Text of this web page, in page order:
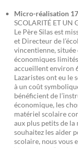
Micro-réalisation
SCOLARITÉ ET UN
Le Père Silas est
et Directeur de
vincentienne,
économiques
accueillent environ
Lazaristes ont eu le
à un coût
bénéficient de
économique, les
matériel scolaire
aux plus petits de
souhaitez les aider
scolaire, nous vous